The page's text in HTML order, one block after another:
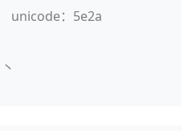
unicode：5e2a